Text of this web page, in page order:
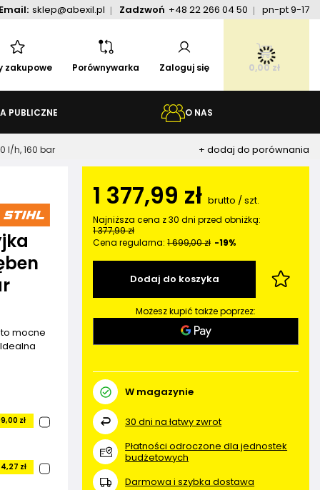
Email: sklep@abexil.pl Zadzwoń +48 22 266 04 50 pn-pt 9-17
zakupowe Porównywarka Zaloguj się 0,00 zł
PUBLICZNE O NAS
l/h, 160 bar + dodaj do porównania
to mocne
zł
zł
1 377,99 zł brutto /szt.
Najniższa cena z 30 dni przed obniżką:
1 377,99 zł
Cena regularna:1 699,00 zł -19%
Dodaj do koszyka
Możesz kupić także poprzez:
W magazynie
30 dni na łatwy zwrot
Płatności odroczone dla jednostek
budżetowych
Darmowa i szybka dostawa